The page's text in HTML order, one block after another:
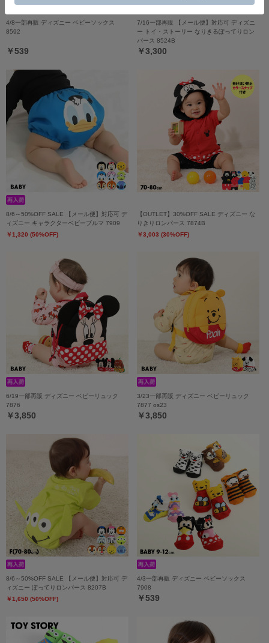
4/8一部再販 ディズニー ベビーソックス
8592
￥539
7/16一部再販 【メール便】対応可 ディズニ
ー トイ・ストーリー なりきるぽってりロン
パース 8524B
￥3,300
8/6～50%OFF SALE 【メール便】対応可 デ
ィズニー キャラクターベビーブルマ 7909
￥1,320 (50%OFF)
【OUTLET】30%OFF SALE ディズニー な
りきりロンパース 7874B
￥3,003 (30%OFF)
6/19一部再販 ディズニー ベビーリュック
7876
￥3,850
3/23一部再販 ディズニー ベビーリュック
7877 os23
￥3,850
8/6～50%OFF SALE 【メール便】対応可 デ
ィズニー ぽってりロンパース 8207B
￥1,650 (50%OFF)
4/3一部再販 ディズニー ベビーソックス
7908
￥539